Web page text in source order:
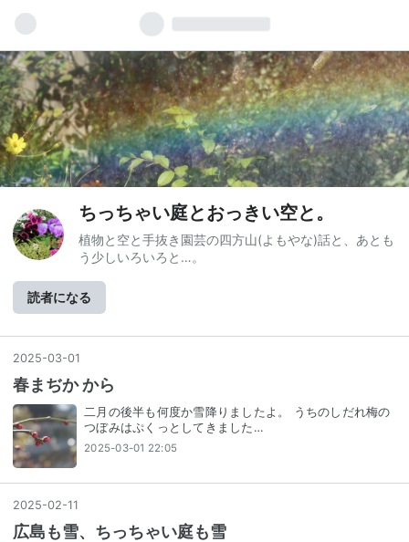
ちっちゃい庭とおっきい空と。
植物と空と手抜き園芸の四方山(よもやな)話と、あとも
う少しいろいろと…。
読者になる
2025-03-01
春まぢか から
二月の後半も何度か雪降りましたよ。 うちのしだれ梅の
つぼみはぷくっとしてきました…
2025-03-01 22:05
2025-02-11
広島も雪、ちっちゃい庭も雪